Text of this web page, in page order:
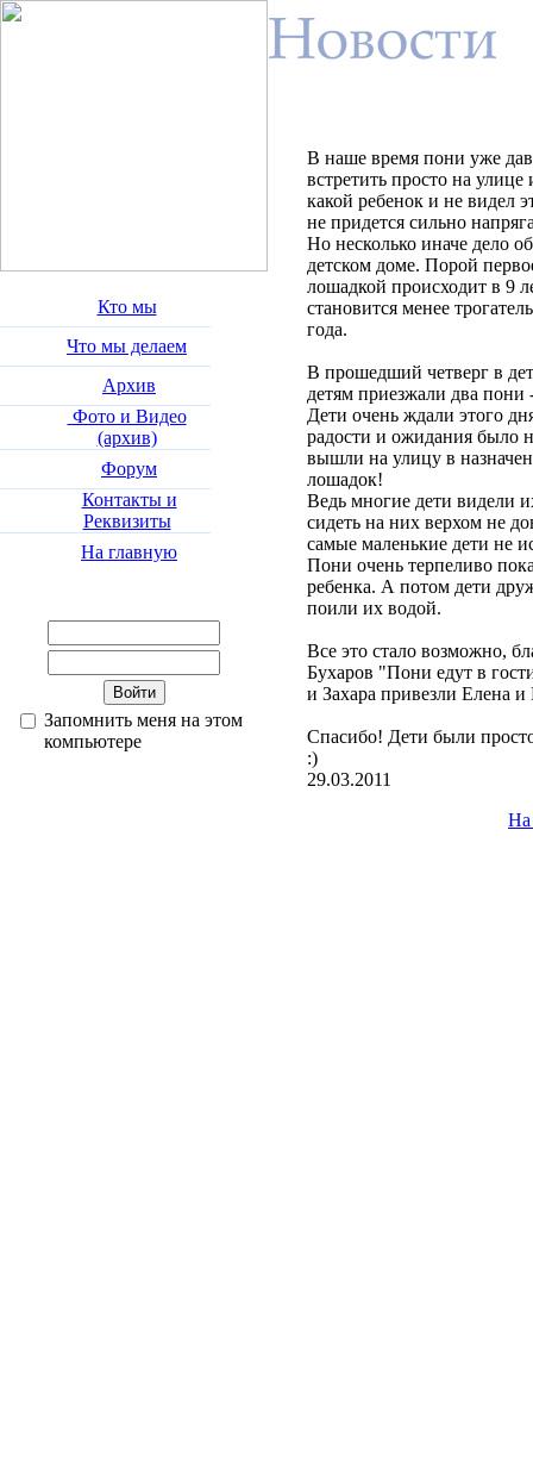
Кто мы
Что мы делаем
Архив
Фото и Видео
(архив)
Форум
Контакты и
Реквизиты
На главную
Запомнить меня на этом
компьютере
В наше время пони уже
встретить просто на
какой ребенок и не видел
не придется сильно
Но несколько иначе дело
детском доме. Порой
лошадкой происходит в 9
становится менее
года.
В прошедший четверг в
детям приезжали два
Дети очень ждали этого
радости и ожидания было
вышли на улицу в
лошадок!
Ведь многие дети видели
сидеть на них верхом не
самые маленькие дети не
Пони очень терпеливо
ребенка. А потом дети
поили их водой.
Все это стало возможно,
Бухаров "Пони едут в
и Захара привезли Елена и
Спасибо! Дети были
:)
29.03.2011
На